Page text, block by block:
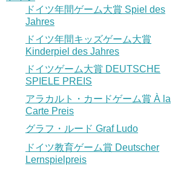
ドイツ年間ゲーム大賞 Spiel des
Jahres
ドイツ年間キッズゲーム大賞
Kinderpiel des Jahres
ドイツゲーム大賞 DEUTSCHE
SPIELE PREIS
アラカルト・カードゲーム賞 À la
Carte Preis
グラフ・ルード Graf Ludo
ドイツ教育ゲーム賞 Deutscher
Lernspielpreis